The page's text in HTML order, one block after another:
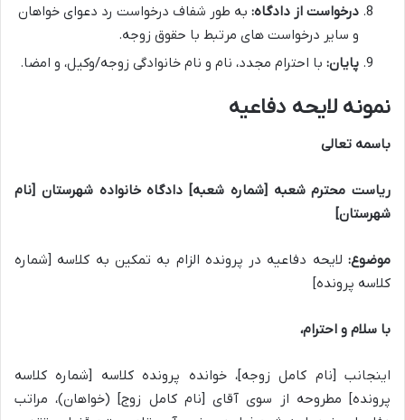
درخواست از دادگاه: به طور شفاف درخواست رد دعوای خواهان
و سایر درخواست های مرتبط با حقوق زوجه.
پایان: با احترام مجدد، نام و نام خانوادگی زوجه/وکیل، و امضا.
نمونه لایحه دفاعیه
باسمه تعالی
ریاست محترم شعبه [شماره شعبه] دادگاه خانواده شهرستان [نام
شهرستان]
موضوع: لایحه دفاعیه در پرونده الزام به تمکین به کلاسه [شماره
کلاسه پرونده]
با سلام و احترام،
اینجانب [نام کامل زوجه]، خوانده پرونده کلاسه [شماره کلاسه
پرونده] مطروحه از سوی آقای [نام کامل زوج] (خواهان)، مراتب